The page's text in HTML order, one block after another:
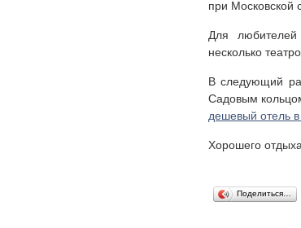
при Московской
Для любителей
несколько
В следующий
Садовым
дешевый отель
Хорошего
Поделиться…